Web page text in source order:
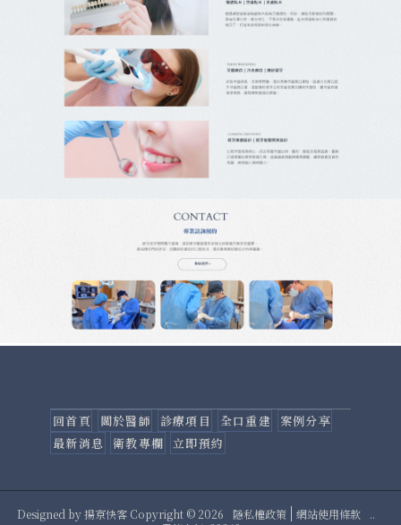
回首頁 關於醫師 診療項目 全口重建
案例分享
最新消息 衛教專欄 立即預約
Designed by揚京快客 Copyright © 2026 隱私權政策 網站使用條款
..